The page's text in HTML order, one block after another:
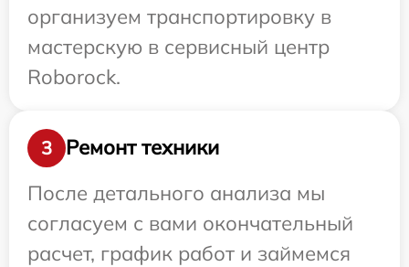
организуем транспортировку в
мастерскую в сервисный центр
Roborock.
3
Ремонт техники
После детального анализа мы
согласуем с вами окончательный
расчет, график работ и займемся